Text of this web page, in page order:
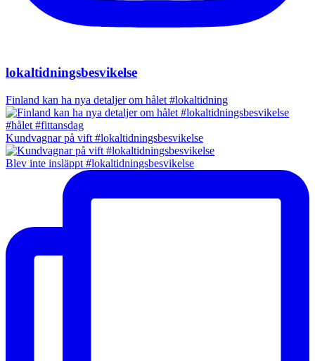
lokaltidningsbesvikelse
Finland kan ha nya detaljer om hålet #lokaltidning
Kundvagnar på vift #lokaltidningsbesvikelse
Blev inte insläppt #lokaltidningsbesvikelse